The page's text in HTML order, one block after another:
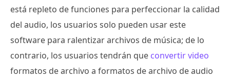
está repleto de funciones para perfeccionar la calidad
del audio, los usuarios solo pueden usar este
software para ralentizar archivos de música; de lo
contrario, los usuarios tendrán que convertir video
formatos de archivo a formatos de archivo de audio